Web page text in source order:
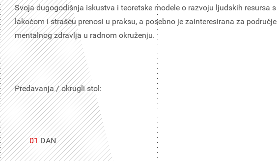
Svoja dugogodišnja iskustva i teoretske modele o razvoju ljudskih resursa s
lakoćom i strašću prenosi u praksu, a posebno je zainteresirana za područje
mentalnog zdravlja u radnom okruženju.
Predavanja / okrugli stol:
01DAN